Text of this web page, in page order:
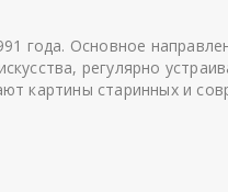
года. Основное
регулярно
картины старинных и